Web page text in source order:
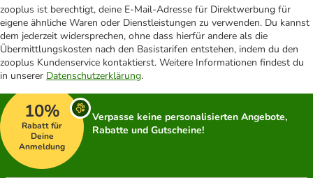
zooplus ist berechtigt, deine E-Mail-Adresse für Direktwerbung für
eigene ähnliche Waren oder Dienstleistungen zu verwenden. Du kannst
dem jederzeit widersprechen, ohne dass hierfür andere als die
Übermittlungskosten nach den Basistarifen entstehen, indem du den
zooplus Kundenservice kontaktierst. Weitere Informationen findest du
in unserer Datenschutzerklärung.
10%
Rabatt für
Deine
Anmeldung
Verpasse keine personalisierten Angebote,
Rabatte und Gutscheine!